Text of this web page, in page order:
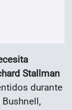
Stallman
durante